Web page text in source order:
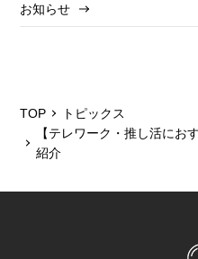
お知らせ
2025/12
2025/6
TOP
トピックス
【テレワーク・推し活にお
紹介